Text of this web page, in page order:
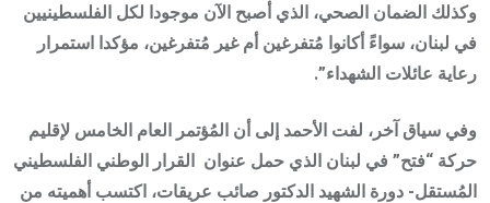
وكذلك الضمان الصحي، الذي أصبح الآن موجودا لكل الفلسطينيين
في لبنان، سواءً أكانوا مُتفرغين أم غير مُتفرغين، مؤكدا استمرار
رعاية عائلات الشهداء”.
وفي سياق آخر، لفت الأحمد إلى أن المُؤتمر العام الخامس لإقليم
حركة “فتح” في لبنان الذي حمل عنوان القرار الوطني الفلسطيني
المُستقل- دورة الشهيد الدكتور صائب عريقات، اكتسب أهميته من